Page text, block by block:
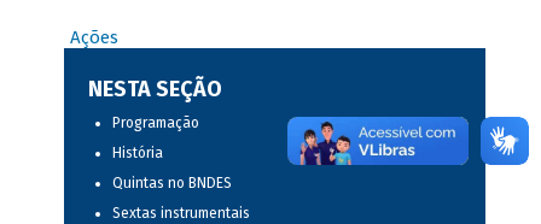
Ações
NESTA SEÇÃO
Programação
História
Quintas no BNDES
Sextas instrumentais